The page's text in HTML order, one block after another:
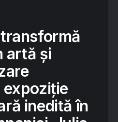
artă și
inedită în